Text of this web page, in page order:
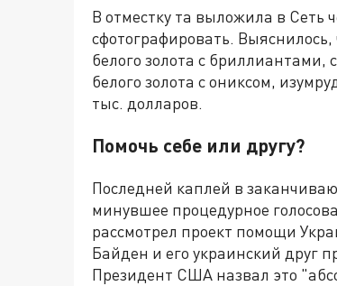
В отместку та выложила в Сеть
сфотографировать.
белого золота с бриллиантами,
белого золота с ониксом,
тыс. долларов.
Помочь себе или другу?
Последней каплей в
минувшее процедурное
рассмотрел проект помощи
Байден и его украинский друг
Президент США назвал это